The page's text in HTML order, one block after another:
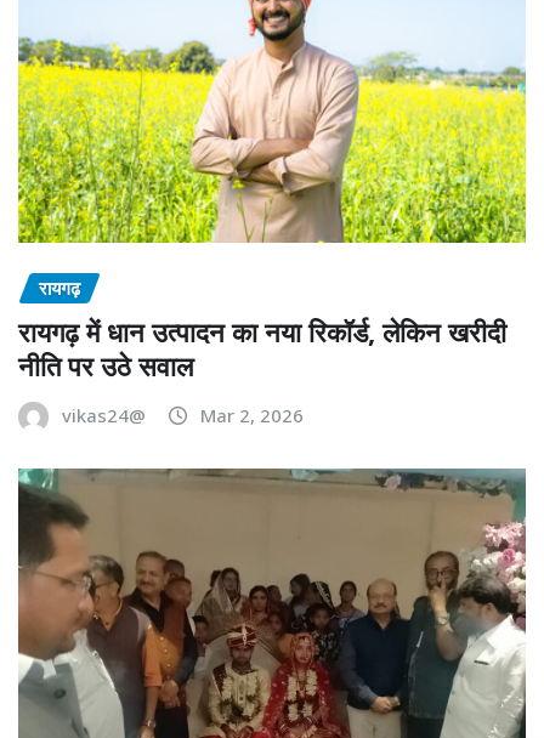
रायगढ़
रायगढ़ में धान उत्पादन का नया रिकॉर्ड, लेकिन खरीदी
नीति पर उठे सवाल
vikas24@ Mar 2, 2026